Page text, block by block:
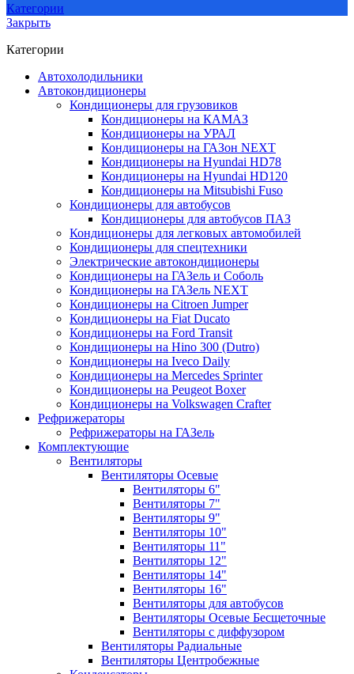
Категории
Закрыть
Категории
Автохолодильники
Автокондиционеры
Кондиционеры для грузовиков
Кондиционеры на КАМАЗ
Кондиционеры на УРАЛ
Кондиционеры на ГАЗон NEXT
Кондиционеры на Hyundai HD78
Кондиционеры на Hyundai HD120
Кондиционеры на Mitsubishi Fuso
Кондиционеры для автобусов
Кондиционеры для автобусов ПАЗ
Кондиционеры для легковых автомобилей
Кондиционеры для спецтехники
Электрические автокондиционеры
Кондиционеры на ГАЗель и Соболь
Кондиционеры на ГАЗель NEXT
Кондиционеры на Citroen Jumper
Кондиционеры на Fiat Ducato
Кондиционеры на Ford Transit
Кондиционеры на Hino 300 (Dutro)
Кондиционеры на Iveco Daily
Кондиционеры на Mercedes Sprinter
Кондиционеры на Peugeot Boxer
Кондиционеры на Volkswagen Crafter
Рефрижераторы
Рефрижераторы на ГАЗель
Комплектующие
Вентиляторы
Вентиляторы Осевые
Вентиляторы 6"
Вентиляторы 7"
Вентиляторы 9"
Вентиляторы 10"
Вентиляторы 11"
Вентиляторы 12"
Вентиляторы 14"
Вентиляторы 16"
Вентиляторы для автобусов
Вентиляторы Осевые Бесщеточные
Вентиляторы с диффузором
Вентиляторы Радиальные
Вентиляторы Центробежные